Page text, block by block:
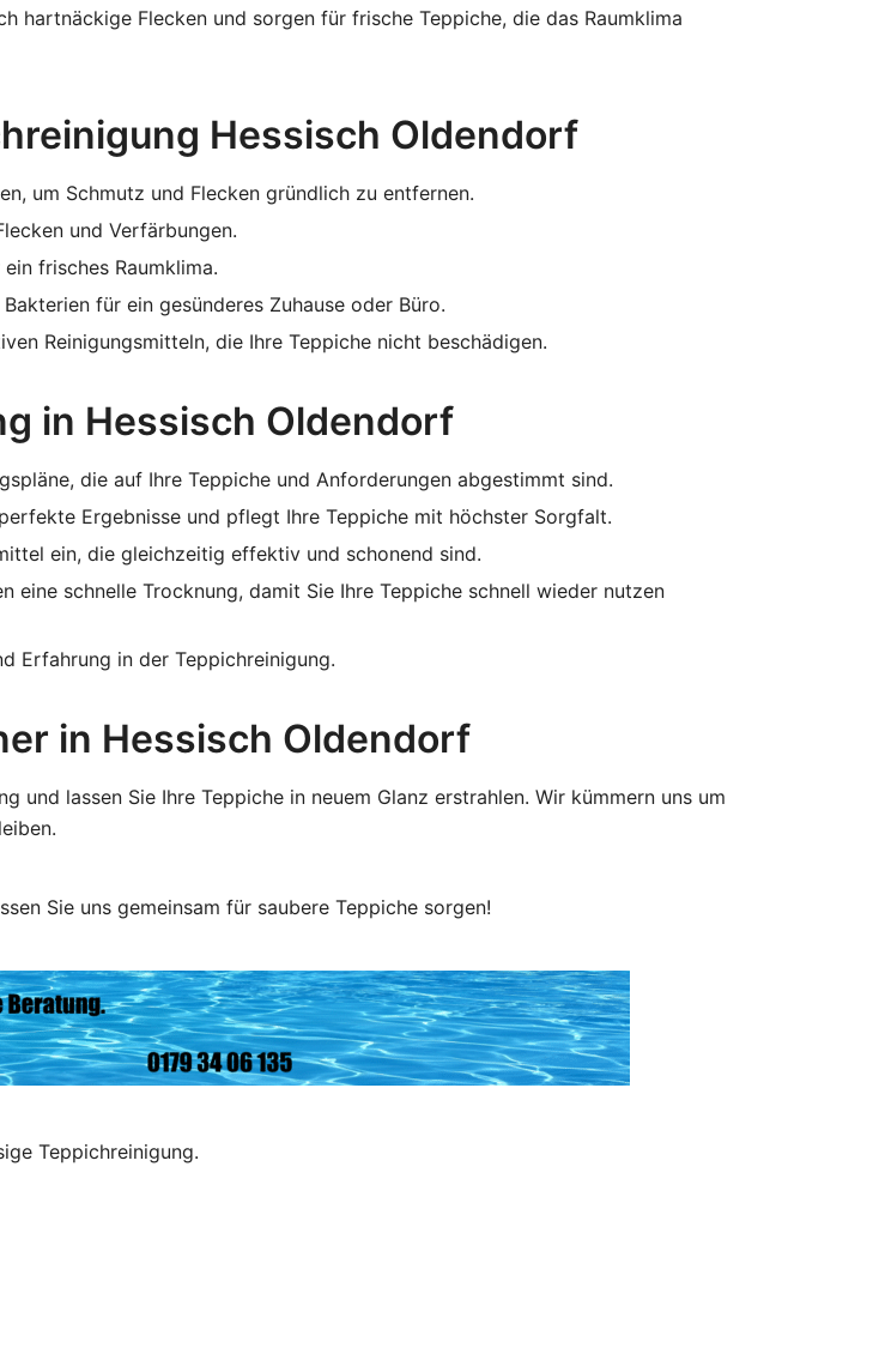
hartnäckige Flecken und sorgen für frische Teppiche, die das Raumklima
Hessisch Oldendorf
um Schmutz und Flecken gründlich zu entfernen.
und Verfärbungen.
frisches Raumklima.
für ein gesünderes Zuhause oder Büro.
Reinigungsmitteln, die Ihre Teppiche nicht beschädigen.
in Hessisch Oldendorf
die auf Ihre Teppiche und Anforderungen abgestimmt sind.
Ergebnisse und pflegt Ihre Teppiche mit höchster Sorgfalt.
ein, die gleichzeitig effektiv und schonend sind.
eine schnelle Trocknung, damit Sie Ihre Teppiche schnell wieder nutzen
Erfahrung in der Teppichreinigung.
in Hessisch Oldendorf
und lassen Sie Ihre Teppiche in neuem Glanz erstrahlen. Wir kümmern uns um
Sie uns gemeinsam für saubere Teppiche sorgen!
Teppichreinigung.